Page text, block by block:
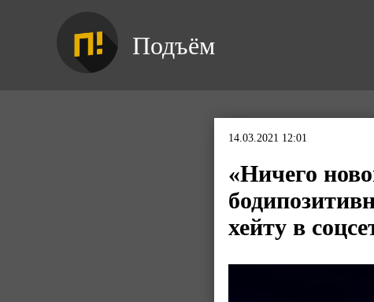
Подъём
14.03.2021 12:01
«Ничего
хейту в